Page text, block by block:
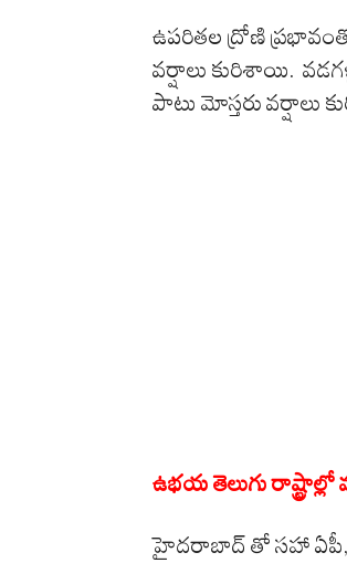
ఉపరితల ద్రోణి ప్రభావంతో
వర్షాలు కురిశాయి.
పాటు మోస్తరు వర్షాలు
ఉభయ తెలుగు రాష్ట్రాల్లో
హైదరాబాద్​ తో సహా ఏపీ,